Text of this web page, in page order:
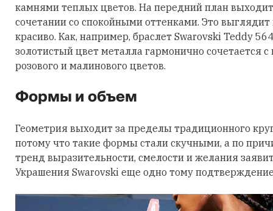
камнями теплых цветов. На передний план
сочетании со спокойными оттенками. Это
красиво. Как, например, браслет Swarovski Teddy
золотистый цвет металла гармонично сочетается
розового и малинового цветов.
Формы и объем
Геометрия выходит за пределы традиционного
потому что такие формы стали скучными, а по
тренд выразительности, смелости и желания
Украшения Swarovski еще одно тому